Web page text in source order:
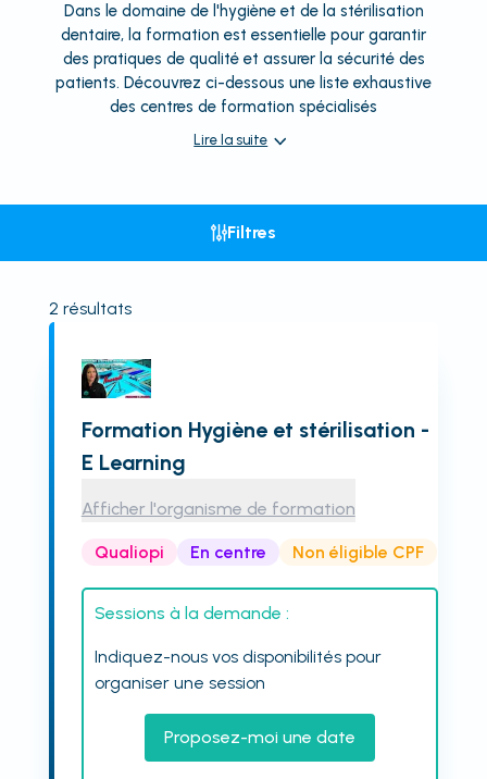
Dans le domaine de l'hygiène et de la stérilisation
dentaire, la formation est essentielle pour garantir
des pratiques de qualité et assurer la sécurité des
patients. Découvrez ci-dessous une liste exhaustive
des centres de formation spécialisés
Lire la suite
Filtres
2 résultats
Formation Hygiène et stérilisation -
E Learning
Afficher l'organisme de formation
Qualiopi En centre Non éligible CPF
Sessions à la demande :
Indiquez-nous vos disponibilités pour
organiser une session
Proposez-moi une date